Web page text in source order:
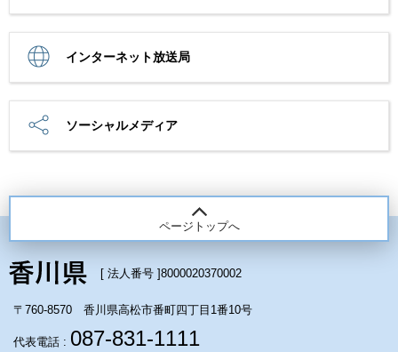
インターネット放送局
ソーシャルメディア
ページトップへ
[ 法人番号 ]8000020370002
〒760-8570 香川県高松市番町四丁目1番10号
代表電話 : 087-831-1111